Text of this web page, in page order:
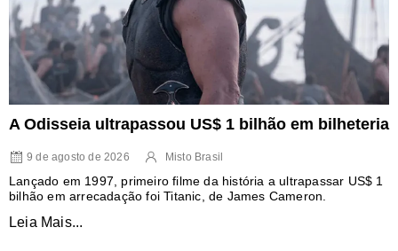
A Odisseia ultrapassou US$ 1 bilhão em bilheteria
9 de agosto de 2026 Misto Brasil
Lançado em 1997, primeiro filme da história a ultrapassar US$ 1
bilhão em arrecadação foi Titanic, de James Cameron.
Leia Mais...